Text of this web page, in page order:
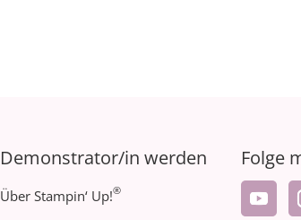
Demonstrator/in werden
Über Stampin‘ Up!®
Folge